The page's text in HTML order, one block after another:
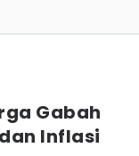
Gabah
Inflasi